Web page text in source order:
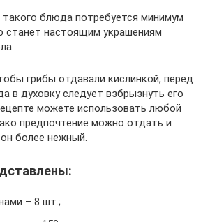
такого блюда потребуется минимум
станет настоящим украшениям
грибы отдавали кислинкой, перед
в духовку следует взбрызнуть его
можете использовать любой
предпочтение можно отдать и
более нежный.
– 8 шт.;